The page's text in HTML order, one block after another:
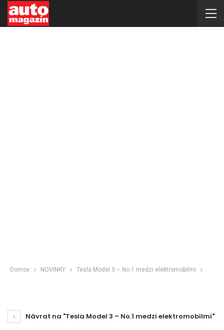
Domov NOVINKY Tesla Model 3 – No.1 medzi elektromobilmi
Návrat na "Tesla Model 3 – No.1 medzi elektromobilmi"